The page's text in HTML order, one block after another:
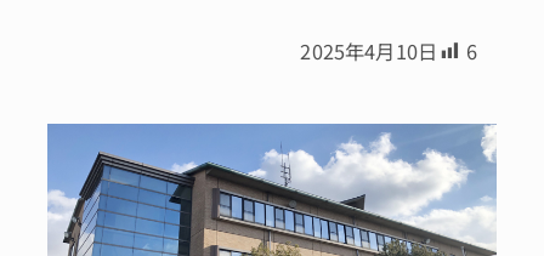
2025年4月10日 6